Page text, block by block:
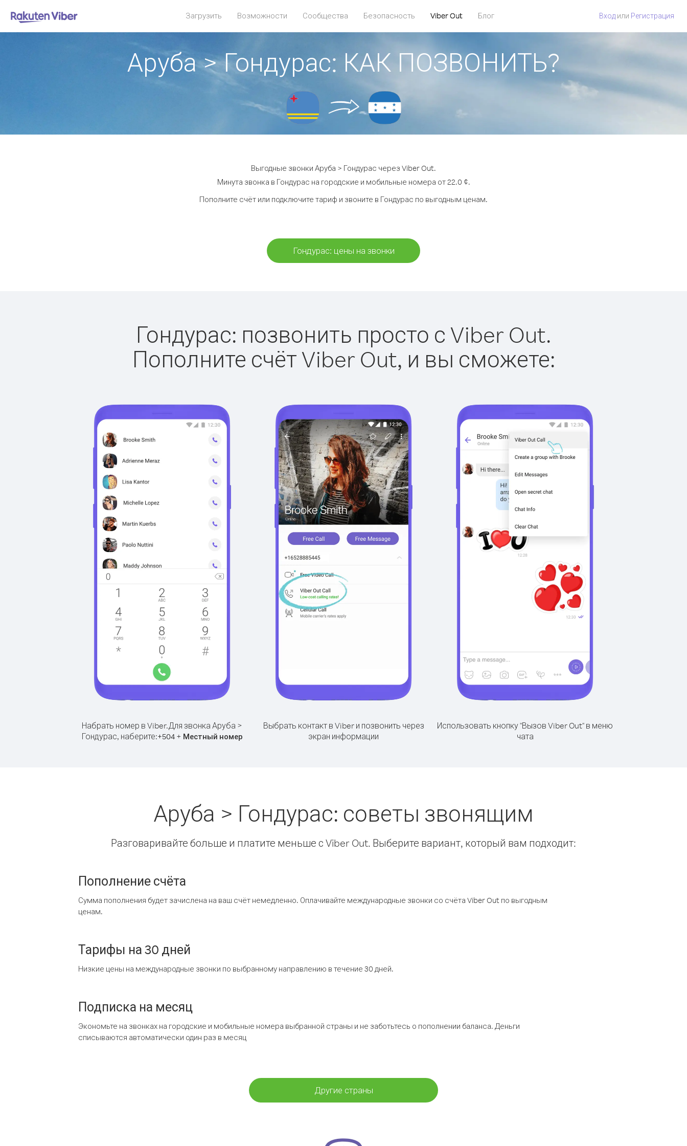
Загрузить Возможности Сообщества Безопасность Viber Out Блог Вход или Регистрация
Аруба > Гондурас: КАК ПОЗВОНИТЬ?
Выгодные звонки Аруба > Гондурас через Viber Out.
Минута звонка в Гондурас на городские и мобильные номера от 22.0 ¢.
Пополните счёт или подключите тариф и звоните в Гондурас по выгодным ценам.
Гондурас: цены на звонки
Гондурас: позвонить просто с Viber Out.
Пополните счёт Viber Out, и вы сможете:
Набрать номер в Viber.Для звонка Аруба >
Гондурас, наберите:+504+ Местный номер
Выбрать контакт в Viber и позвонить через
экран информации
Использовать кнопку "Вызов Viber Out" в меню
чата
Аруба > Гондурас: советы звонящим
Разговаривайте больше и платите меньше с Viber Out. Выберите вариант, который вам подходит:
Пополнение счёта
Сумма пополнения будет зачислена на ваш счёт немедленно. Оплачивайте международные звонки со счёта Viber Out по выгодным
ценам.
Тарифы на 30 дней
Низкие цены на международные звонки по выбранному направлению в течение 30 дней.
Подписка на месяц
Экономьте на звонках на городские и мобильные номера выбранной страны и не заботьтесь о пополнении баланса. Деньги
списываются автоматически один раз в месяц
Другие страны